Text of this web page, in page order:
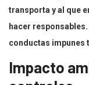
transporta y al que
hacer
conductas impunes
Impacto